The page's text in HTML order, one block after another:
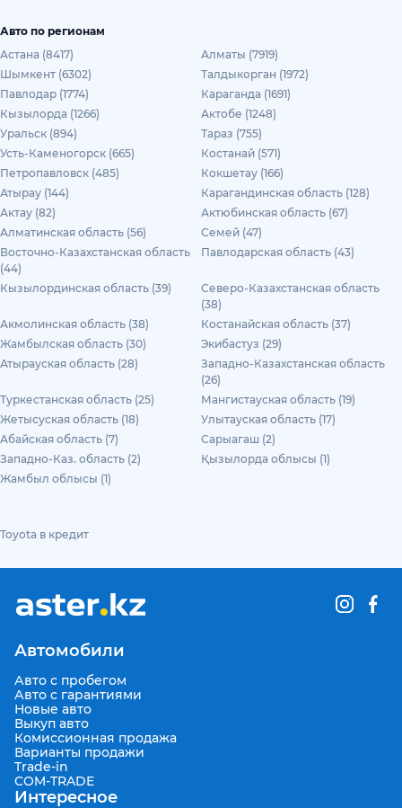
Авто по регионам
Астана (8417)
Алматы (7919)
Шымкент (6302)
Талдыкорган (1972)
Павлодар (1774)
Караганда (1691)
Кызылорда (1266)
Актобе (1248)
Уральск (894)
Тараз (755)
Усть-Каменогорск (665)
Костанай (571)
Петропавловск (485)
Кокшетау (166)
Атырау (144)
Карагандинская область (128)
Актау (82)
Актюбинская область (67)
Алматинская область (56)
Семей (47)
Восточно-Казахстанская область
(44)
Павлодарская область (43)
Кызылординская область (39)
Северо-Казахстанская область
(38)
Акмолинская область (38)
Костанайская область (37)
Жамбылская область (30)
Экибастуз (29)
Атырауская область (28)
Западно-Казахстанская область
(26)
Туркестанская область (25)
Мангистауская область (19)
Жетысуская область (18)
Улытауская область (17)
Абайская область (7)
Сарыагаш (2)
Западно-Каз. область (2)
Қызылорда облысы (1)
Жамбыл облысы (1)
Toyota в кредит
Автомобили
Авто с пробегом
Авто с гарантиями
Новые авто
Выкуп авто
Комиссионная продажа
Варианты продажи
Trade-in
COM-TRADE
Интересное